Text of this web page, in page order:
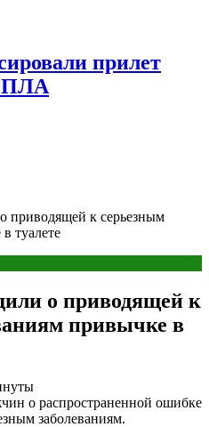
прилет
приводящей к серьезным
туалете
о приводящей к
привычке в
о распространенной ошибке
заболеваниям.